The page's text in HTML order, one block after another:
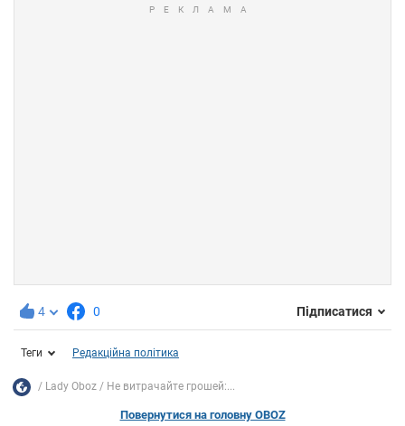
4 0 Підписатися
Теги Редакційна політика
Lady Oboz Не витрачайте грошей:...
Повернутися на головну OBOZ